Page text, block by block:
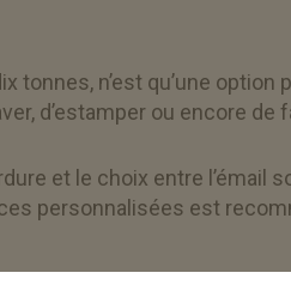
n’est qu’une
d’estamper ou encore
et le choix entre l’émail
personnalisées est